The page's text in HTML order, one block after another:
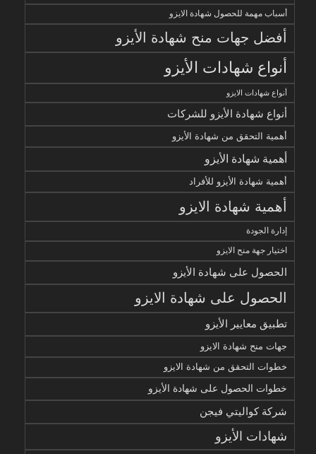
أسباب مهمة للحصول شهادة الايزو
أفضل جهات منح شهادة الأيزو
أنواع شهادات الأيزو
أنواع شهادات الايزو
أنواع شهادة الأيزو للشركات
أهمية التحقق من شهادة الأيزو
أهمية شهادة الأيزو
أهمية شهادة الأيزو للأفراد
أهمية شهادة الايزو
إدارة الجودة
اختيار جهة منح الايزو
الحصول على شهادة الأيزو
الحصول على شهادة الايزو
تطبيق معايير الأيزو
جهات منح شهادة الايزو
خطوات التحقق من شهادة الايزو
خطوات الحصول على شهادة الأيزو
شركة كواليتي فيجن
شهادات الأيزو